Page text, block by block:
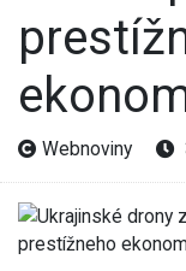
Webnoviny